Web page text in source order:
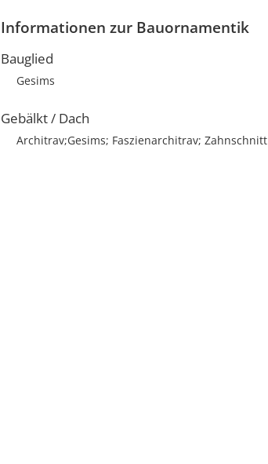
Informationen zur Bauornamentik
Bauglied
Gesims
Gebälkt / Dach
Architrav;Gesims; Faszienarchitrav; Zahnschnitt